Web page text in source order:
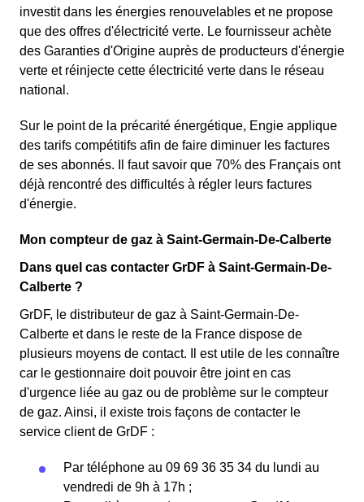
investit dans les énergies renouvelables et ne propose
que des offres d'électricité verte. Le fournisseur achète
des Garanties d'Origine auprès de producteurs d'énergie
verte et réinjecte cette électricité verte dans le réseau
national.
Sur le point de la précarité énergétique, Engie applique
des tarifs compétitifs afin de faire diminuer les factures
de ses abonnés. Il faut savoir que 70% des Français ont
déjà rencontré des difficultés à régler leurs factures
d'énergie.
Mon compteur de gaz à Saint-Germain-De-Calberte
Dans quel cas contacter GrDF à Saint-Germain-De-
Calberte ?
GrDF, le distributeur de gaz à Saint-Germain-De-
Calberte et dans le reste de la France dispose de
plusieurs moyens de contact. Il est utile de les connaître
car le gestionnaire doit pouvoir être joint en cas
d'urgence liée au gaz ou de problème sur le compteur
de gaz. Ainsi, il existe trois façons de contacter le
service client de GrDF :
Par téléphone au 09 69 36 35 34 du lundi au
vendredi de 9h à 17h ;